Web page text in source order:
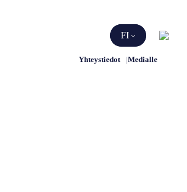
Yhteystiedot Medialle
FI